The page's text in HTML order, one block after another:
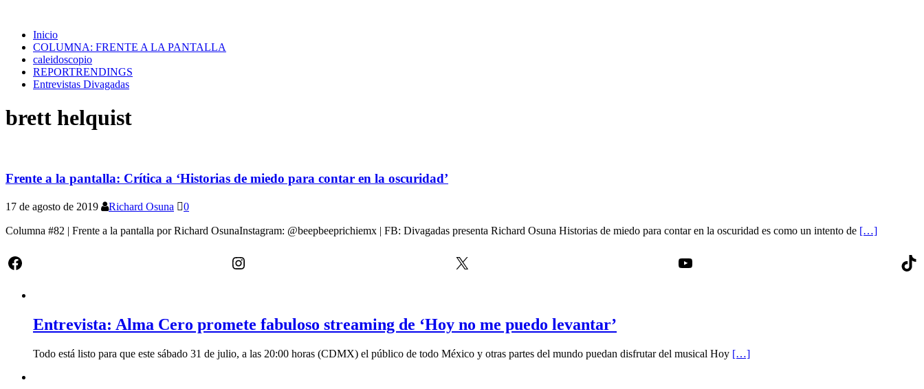
Inicio
COLUMNA: FRENTE A LA PANTALLA
caleidoscopio
REPORTRENDINGS
Entrevistas Divagadas
brett helquist
Frente a la pantalla: Crítica a ‘Historias de miedo para contar en la oscuridad’
17 de agosto de 2019 Richard Osuna 0
Columna #82 | Frente a la pantalla por Richard OsunaInstagram: @beepbeeprichiemx | FB: Divagadas presenta Richard Osuna Historias de miedo para contar en la oscuridad es como un intento de […]
Facebook Instagram X YouTube
Entrevista: Alma Cero promete fabuloso streaming de ‘Hoy no me puedo levantar’
Todo está listo para que este sábado 31 de julio, a las 20:00 horas (CDMX) el público de todo México y otras partes del mundo puedan disfrutar del musical Hoy […]